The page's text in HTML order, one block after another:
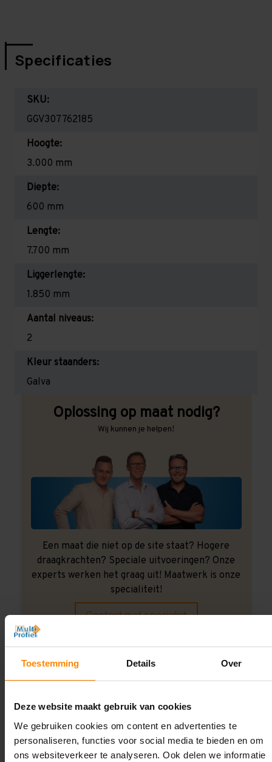
Toestemming Details Over
Deze website maakt gebruik van cookies
We gebruiken cookies om content en advertenties te
personaliseren, functies voor social media te bieden en om
ons websiteverkeer te analyseren. Ook delen we informatie
Specificaties
SKU:
GGV307762185
Hoogte:
3.000 mm
Diepte:
600 mm
Lengte:
7.700 mm
Liggerlengte:
1.850 mm
Aantal niveaus:
2
Kleur staanders:
Galva
Oplossing op maat nodig?
Wij kunnen je helpen!
Een maat die niet op de site staat? Hogere
draagkrachten? Speciale uitvoeringen? Onze
experts werken het graag uit! Maatwerk is onze
specialiteit!
Contact met specialist
Montage uitbesteden?